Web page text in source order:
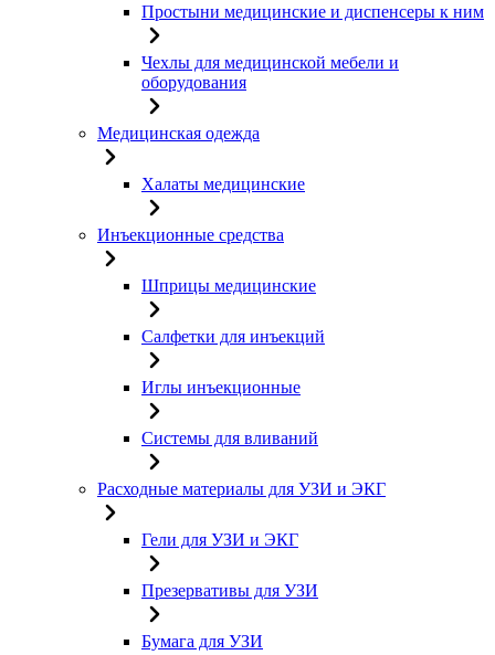
Простыни медицинские и диспенсеры к ним
Чехлы для медицинской мебели и
оборудования
Медицинская одежда
Халаты медицинские
Инъекционные средства
Шприцы медицинские
Салфетки для инъекций
Иглы инъекционные
Системы для вливаний
Расходные материалы для УЗИ и ЭКГ
Гели для УЗИ и ЭКГ
Презервативы для УЗИ
Бумага для УЗИ